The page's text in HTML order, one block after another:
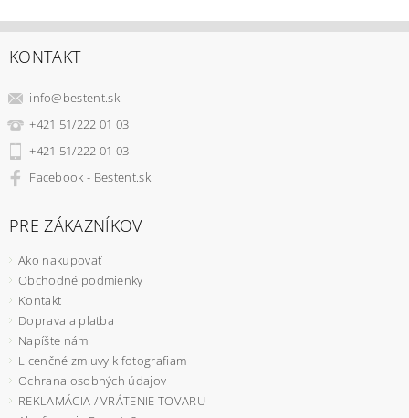
KONTAKT
info@bestent.sk
+421 51/222 01 03
+421 51/222 01 03
Facebook - Bestent.sk
PRE ZÁKAZNÍKOV
Ako nakupovať
Obchodné podmienky
Kontakt
Doprava a platba
Napíšte nám
Licenčné zmluvy k fotografiam
Ochrana osobných údajov
REKLAMÁCIA / VRÁTENIE TOVARU